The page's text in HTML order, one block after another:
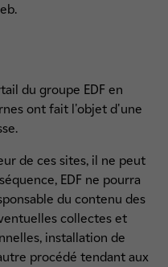
du groupe EDF en
ont fait l'objet d'une
de ces sites, il ne peut
EDF ne pourra
du contenu des
collectes et
installation de
procédé tendant aux